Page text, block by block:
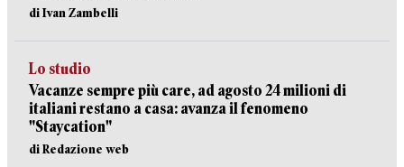
di Ivan Zambelli
Lo studio
Vacanze sempre più care, ad agosto 24 milioni di
italiani restano a casa: avanza il fenomeno
"Staycation"
di Redazione web